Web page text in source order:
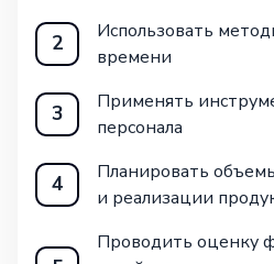
2
Использовать
времени
3
Применять
персонала
4
Планировать
и реализации
Проводить оценку